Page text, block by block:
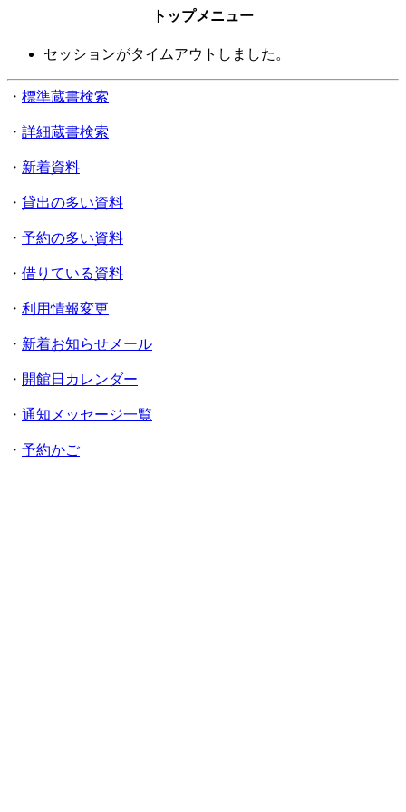
トップメニュー
セッションがタイムアウトしました。
・ 標準蔵書検索
・ 詳細蔵書検索
・ 新着資料
・ 貸出の多い資料
・ 予約の多い資料
・ 借りている資料
・ 利用情報変更
・ 新着お知らせメール
・ 開館日カレンダー
・ 通知メッセージ一覧
・ 予約かご